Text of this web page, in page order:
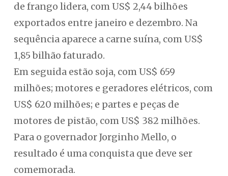
de frango lidera, com US$ 2,44 bilhões
exportados entre janeiro e dezembro. Na
sequência aparece a carne suína, com US$
1,85 bilhão faturado.
Em seguida estão soja, com US$ 659
milhões; motores e geradores elétricos, com
US$ 620 milhões; e partes e peças de
motores de pistão, com US$ 382 milhões.
Para o governador Jorginho Mello, o
resultado é uma conquista que deve ser
comemorada.